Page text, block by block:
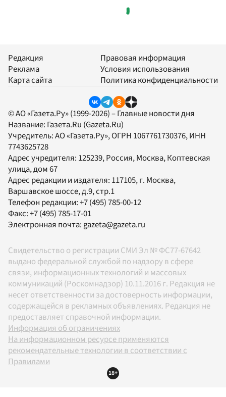
Редакция
Реклама
Карта сайта
Правовая информация
Условия использования
Политика конфиденциальности
© АО «Газета.Ру» (1999-2026) – Главные новости дня
Название: Газета.Ru (Gazeta.Ru)
Учредитель:АО «Газета.Ру», ОГРН 1067761730376, ИНН
7743625728
Адрес учредителя: 125239, Россия, Москва, Коптевская
улица, дом 67
Адрес редакции и издателя: 117105, г. Москва,
Варшавское шоссе, д.9, стр.1
Телефон редакции:+7 (495) 785-00-12
Факс:+7 (495) 785-17-01
Электронная почта:gazeta@gazeta.ru
Свидетельство о регистрации СМИ Эл № ФС77-67642
выдано федеральной службой по надзору в сфере
связи, информационных технологий и массовых
коммуникаций (Роскомнадзор) 10.11.2016 г. Редакция не
несет ответственности за достоверность информации,
содержащейся в рекламных объявлениях. Редакция не
предоставляет справочной информации.
Информация об ограничениях
На информационном ресурсе применяются
рекомендательные технологии в соответствии с
Правилами
18+